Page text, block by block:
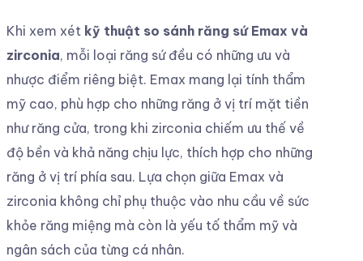
Khi xem xét kỹ thuật so sánh răng sứ Emax và
zirconia, mỗi loại răng sứ đều có những ưu và
nhược điểm riêng biệt. Emax mang lại tính thẩm
mỹ cao, phù hợp cho những răng ở vị trí mặt tiền
như răng cửa, trong khi zirconia chiếm ưu thế về
độ bền và khả năng chịu lực, thích hợp cho những
răng ở vị trí phía sau. Lựa chọn giữa Emax và
zirconia không chỉ phụ thuộc vào nhu cầu về sức
khỏe răng miệng mà còn là yếu tố thẩm mỹ và
ngân sách của từng cá nhân.